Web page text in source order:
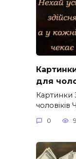
для
Картинки
чоловіків​
0